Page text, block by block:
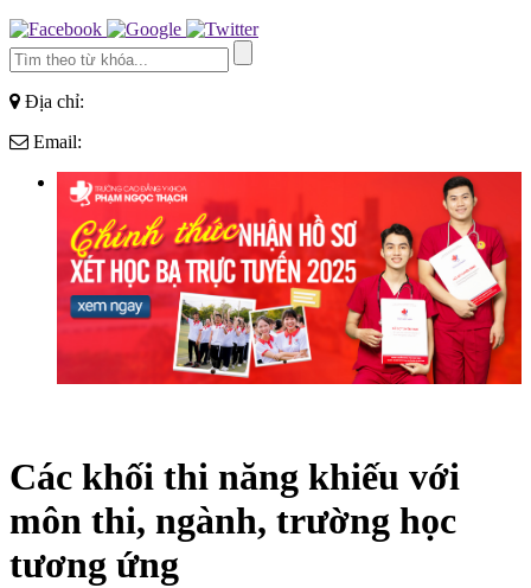
Địa chỉ:
Email:
Các khối thi năng khiếu với
môn thi, ngành, trường học
tương ứng